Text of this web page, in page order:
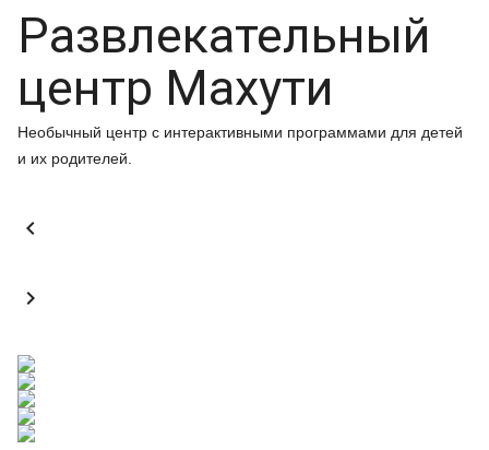
Развлекательный
центр Махути
Необычный центр с интерактивными программами для детей
и их родителей.

